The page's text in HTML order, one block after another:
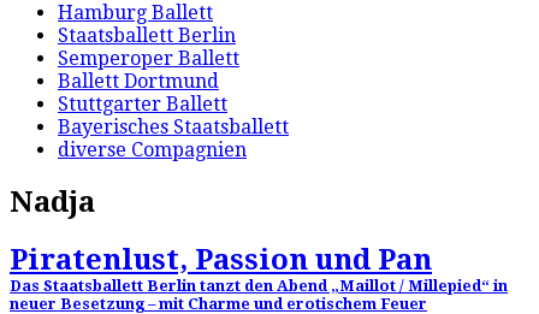
Hamburg Ballett
Staatsballett Berlin
Semperoper Ballett
Ballett Dortmund
Stuttgarter Ballett
Bayerisches Staatsballett
diverse Compagnien
Nadja
Piratenlust, Passion und Pan
Das Staatsballett Berlin tanzt den Abend „Maillot / Millepied“ in
neuer Besetzung – mit Charme und erotischem Feuer